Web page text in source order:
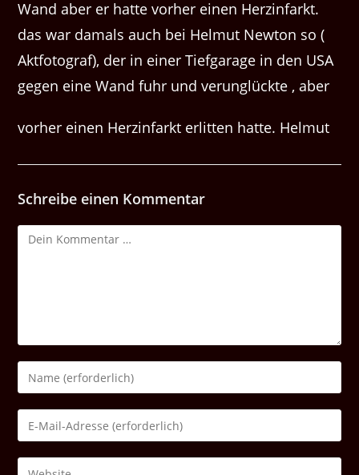
Wand aber er hatte vorher einen Herzinfarkt.
das war damals auch bei Helmut Newton so (
Aktfotograf), der in einer Tiefgarage in den USA
gegen eine Wand fuhr und verunglückte , aber
vorher einen Herzinfarkt erlitten hatte. Helmut
Schreibe einen Kommentar
Kommentar
Gib
deinen
Namen
oder
zum
Gib
deine
E-
Gib